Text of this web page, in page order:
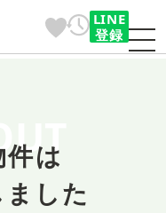
LINE
登録
は
した